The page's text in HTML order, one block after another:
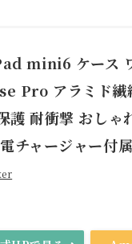
mini6 ケース
Pro アラミド繊
護 耐衝撃 おし
チャージャー付属